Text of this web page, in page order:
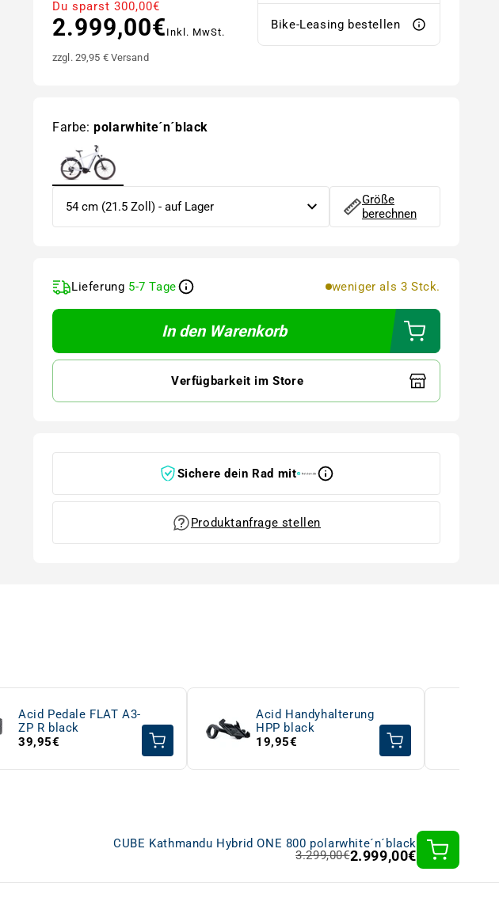
Du sparst 300,00€
2.999,00€ Inkl. MwSt.
zzgl. 29,95 € Versand
Bike-Leasing bestellen
Farbe:polarwhite´n´black
Größe
berechnen
Lieferung 5-7 Tage weniger als 3 Stck.
In den Warenkorb
Verfügbarkeit im Store
Sichere dein Rad mit
Produktanfrage stellen
Acid Pedale FLAT A3-
ZP R black
39,95€
Acid Handyhalterung
HPP black
19,95€
CUBE Kathmandu Hybrid ONE 800 polarwhite´n´black
3.299,00€2.999,00€